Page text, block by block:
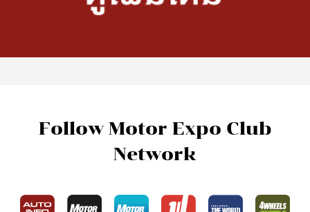
Follow Motor Expo Club
Network